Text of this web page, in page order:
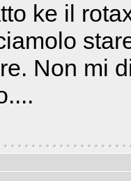
ke il
Non mi